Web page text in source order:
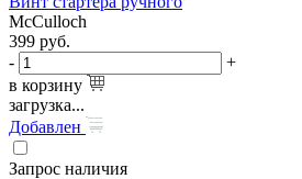
McCulloch
399 руб.
-
+
в корзину
загрузка...
Добавлен
Запрос наличия